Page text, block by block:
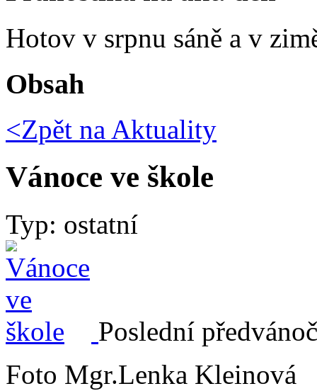
Hotov v srpnu sáně a v
Obsah
<Zpět na Aktuality
Vánoce ve škole
Typ: ostatní
Poslední
Foto Mgr.Lenka Kleinová